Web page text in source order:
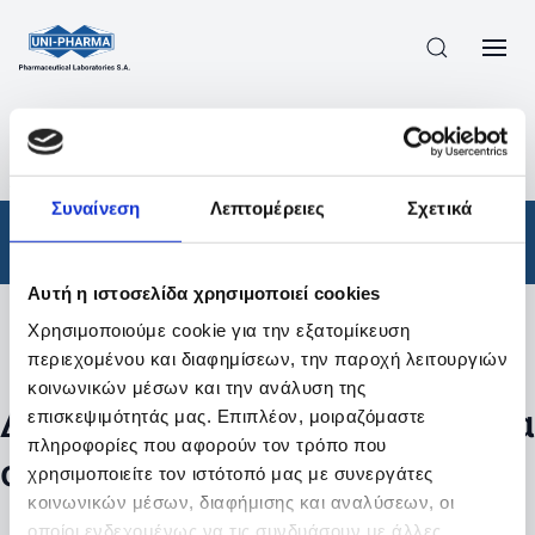
Συναίνεση Λεπτομέρειες Σχετικά
Αυτή η ιστοσελίδα χρησιμοποιεί cookies
Χρησιμοποιούμε cookie για την εξατομίκευση
περιεχομένου και διαφημίσεων, την παροχή λειτουργιών
κοινωνικών μέσων και την ανάλυση της
επισκεψιμότητάς μας. Επιπλέον, μοιραζόμαστε
πληροφορίες που αφορούν τον τρόπο που
χρησιμοποιείτε τον ιστότοπό μας με συνεργάτες
κοινωνικών μέσων, διαφήμισης και αναλύσεων, οι
οποίοι ενδεχομένως να τις συνδυάσουν με άλλες
ΠΡΟΪΟΝΤΑ
ΑΠΟΤΕΛΕΣΜΑΤΑ ΑΝΑΖΗΤΗΣΗΣ
Φάρμακα
Φίλτρα
Δεν βρέθηκαν προϊόντα με τα
συγκεκριμένα φίλτρα